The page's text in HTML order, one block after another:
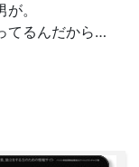
。
てるんだから…